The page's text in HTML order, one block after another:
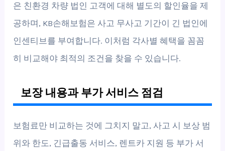
은 친환경 차량 법인 고객에 대해 별도의 할인율을 제
공하며, KB손해보험은 사고 무사고 기간이 긴 법인에
인센티브를 부여합니다. 이처럼 각사별 혜택을 꼼꼼
히 비교해야 최적의 조건을 찾을 수 있습니다.
보장 내용과 부가 서비스 점검
보험료만 비교하는 것에 그치지 말고, 사고 시 보상 범
위와 한도, 긴급출동 서비스, 렌트카 지원 등 부가 서